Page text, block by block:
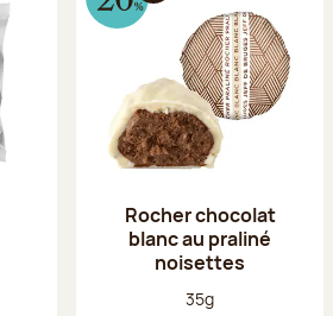
Rocher chocolat
blanc au praliné
noisettes
Poids net :
35g